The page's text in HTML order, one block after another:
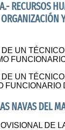
RECURSOS
UN
UN
NAVAS DEL
DE